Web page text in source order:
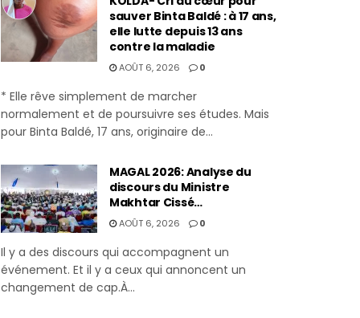
sauver Binta Baldé : à 17 ans,
elle lutte depuis 13 ans
contre la maladie
AOÛT 6, 2026 0
* Elle rêve simplement de marcher
normalement et de poursuivre ses études. Mais
pour Binta Baldé, 17 ans, originaire de...
MAGAL 2026: Analyse du
discours du Ministre
Makhtar Cissé…
AOÛT 6, 2026 0
Il y a des discours qui accompagnent un
événement. Et il y a ceux qui annoncent un
changement de cap.À...